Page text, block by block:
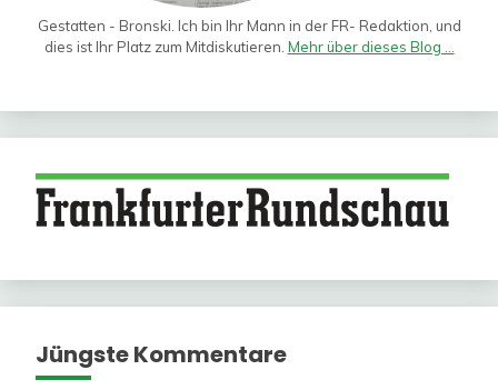
Gestatten - Bronski. Ich bin Ihr Mann in der FR- Redaktion, und
dies ist Ihr Platz zum Mitdiskutieren. Mehr über dieses Blog ...
Jüngste Kommentare